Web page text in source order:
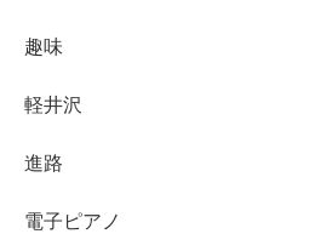
趣味
軽井沢
進路
電子ピアノ